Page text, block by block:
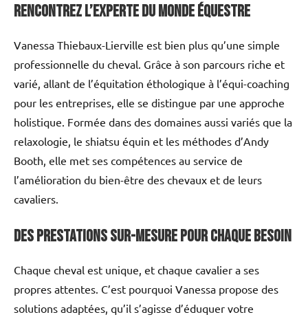
Rencontrez l’experte du monde équestre
Vanessa Thiebaux-Lierville est bien plus qu’une simple
professionnelle du cheval. Grâce à son parcours riche et
varié, allant de l’équitation éthologique à l’équi-coaching
pour les entreprises, elle se distingue par une approche
holistique. Formée dans des domaines aussi variés que la
relaxologie, le shiatsu équin et les méthodes d’Andy
Booth, elle met ses compétences au service de
l’amélioration du bien-être des chevaux et de leurs
cavaliers.
Des prestations sur-mesure pour chaque besoin
Chaque cheval est unique, et chaque cavalier a ses
propres attentes. C’est pourquoi Vanessa propose des
solutions adaptées, qu’il s’agisse d’éduquer votre